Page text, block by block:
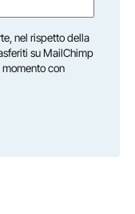
nel rispetto della
su MailChimp
con